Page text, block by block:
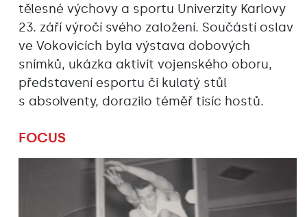
tělesné výchovy a sportu Univerzity Karlovy
23. září výročí svého založení. Součástí oslav
ve Vokovicích byla výstava dobových
snímků, ukázka aktivit vojenského oboru,
představení esportu či kulatý stůl
s absolventy, dorazilo téměř tisíc hostů.
FOCUS